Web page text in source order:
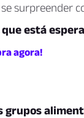
surpreender
está
agora!
grupos